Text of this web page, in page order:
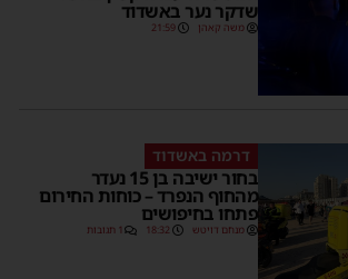
שדקר נער באשדוד
משה קאהן 21:59
דרמה באשדוד
בחור ישיבה בן 15 נעדר
מהחוף הנפרד – כוחות החירום
פתחו בחיפושים
מנחם דויטש 18:32 1 תגובות